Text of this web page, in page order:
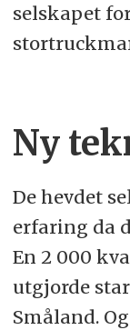
selskapet
Ny
De hevdet
erfaring da
En 2 000
utgjorde
Småland.